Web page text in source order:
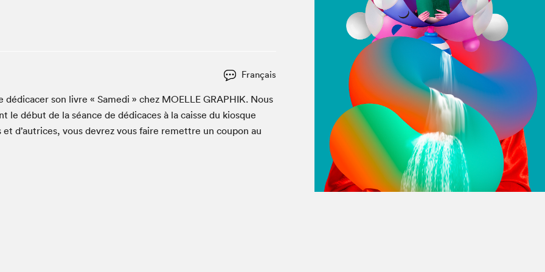
Le Salon dans ta classe
Liseur Public
Matinées scolaires Hydro-Québec
À propos du Salon
Liste des exposant·e·s
Liste des auteur·rice·s
Français
son livre « Same­di » chez MOELLE GRAPHIK. Nous
le début de la séance de dédi­caces à la caisse du kiosque
d’autrices, vous devrez vous faire remet­tre un coupon au